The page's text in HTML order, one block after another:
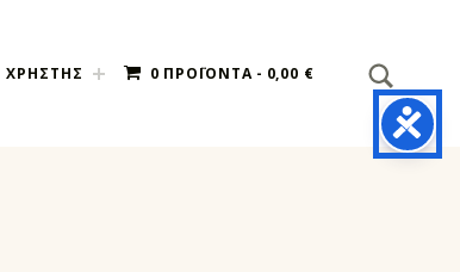
ΧΡΗΣΤΗΣ 0 ΠΡΟΪΌΝΤΑ 0,00 € Search for: